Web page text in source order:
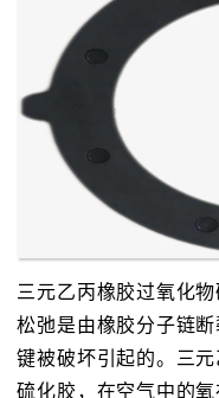
三元乙丙橡胶过氧化
松弛是由橡胶分子链
键被破坏引起的。三
硫化胶，在空气中的